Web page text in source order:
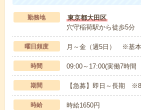
勤務地
東京都大田区
穴守稲荷駅から徒歩5分
曜日頻度 月～金（週5日） ※基本
時間 09:00～17:00(実働7時
期間 【急募】即日～長期 ※8
時給 時給1650円